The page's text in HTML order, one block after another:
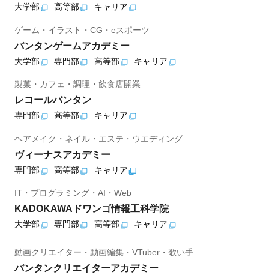
大学部 高等部 キャリア
ゲーム・イラスト・CG・eスポーツ
バンタンゲームアカデミー
大学部 専門部 高等部 キャリア
製菓・カフェ・調理・飲食店開業
レコールバンタン
専門部 高等部 キャリア
ヘアメイク・ネイル・エステ・ウエディング
ヴィーナスアカデミー
専門部 高等部 キャリア
IT・プログラミング・AI・Web
KADOKAWAドワンゴ情報工科学院
大学部 専門部 高等部 キャリア
動画クリエイター・動画編集・VTuber・歌い手
バンタンクリエイターアカデミー